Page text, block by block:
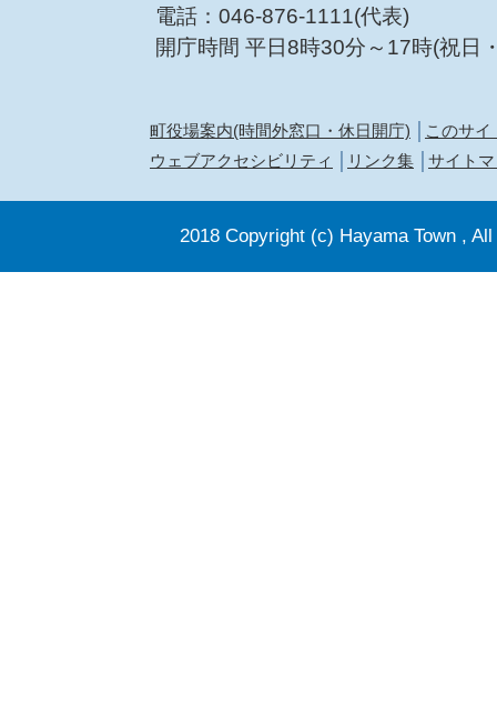
電話：046-876-1111(代表)
開庁時間 平日8時30分～17時(祝日
町役場案内(時間外窓口・休日開庁)
このサイ
ウェブアクセシビリティ
リンク集 サイト
2018 Copyright (c) Hayama Town ,